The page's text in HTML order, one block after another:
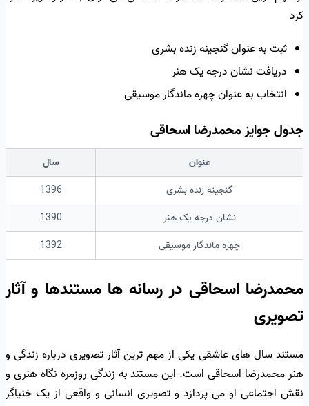
کرد
ثبت به عنوان گنجینه زنده بشری
دریافت نشان درجه یک هنر
انتخاب به عنوان چهره ماندگار موسیقی
جدول جوایز محمدرضا اسحاقی
عنوان
سال
گنجینه زنده بشری
1396
نشان درجه یک هنر
1390
چهره ماندگار موسیقی
1392
محمدرضا اسحاقی در رسانه ها مستندها و آثار
تصویری
مستند سال های عاشقی یکی از مهم ترین آثار تصویری درباره زندگی و
هنر محمدرضا اسحاقی است. این مستند به زندگی روزمره نگاه هنری و
نقش اجتماعی او می پردازد و تصویری انسانی و واقعی از یک خنیاگر